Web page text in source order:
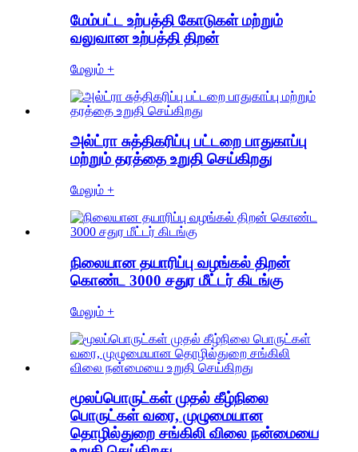
மேம்பட்ட உற்பத்தி கோடுகள் மற்றும்
வலுவான உற்பத்தி திறன்
மேலும் +
அல்ட்ரா சுத்திகரிப்பு பட்டறை பாதுகாப்பு
மற்றும் தரத்தை உறுதி செய்கிறது
மேலும் +
நிலையான தயாரிப்பு வழங்கல் திறன்
கொண்ட 3000 சதுர மீட்டர் கிடங்கு
மேலும் +
மூலப்பொருட்கள் முதல் கீழ்நிலை
பொருட்கள் வரை, முழுமையான
தொழில்துறை சங்கிலி விலை நன்மையை